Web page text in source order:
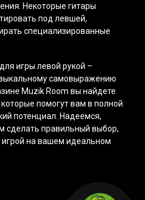
Некоторые гитары
под левшей,
специализированные
игры левой рукой –
самовыражению
Muzik Room вы найдете
помогут вам в полной
потенциал. Надеемся,
сделать правильный выбор,
на вашем идеальном